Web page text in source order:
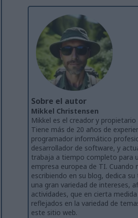
Sobre el autor
Mikkel Christensen
Mikkel es el creador y propietario
Tiene más de 20 años de
programador informático
desarrollador de software, y
trabaja a tiempo completo para
empresa europea de TI. Cuando
escribiendo en su blog, dedica
una gran variedad de intereses,
actividades, que en cierta
reflejados en la variedad de
este sitio web.